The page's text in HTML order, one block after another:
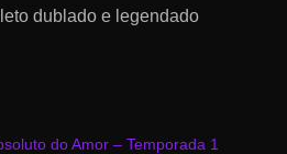
dublado e legendado
do Amor – Temporada 1